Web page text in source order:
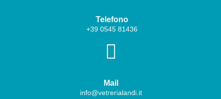
Telefono
+39 0545 81436

Mail
info@vetrerialandi.it